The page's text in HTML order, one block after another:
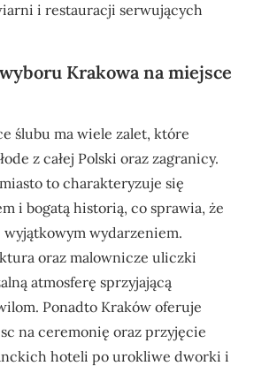
i restauracji serwujących
Krakowa na miejsce
ślubu ma wiele zalet, które
z całej Polski oraz zagranicy.
to charakteryzuje się
i bogatą historią, co sprawia, że
wyjątkowym wydarzeniem.
oraz malownicze uliczki
atmosferę sprzyjającą
Ponadto Kraków oferuje
na ceremonię oraz przyjęcie
hoteli po urokliwe dworki i